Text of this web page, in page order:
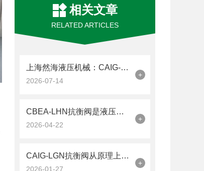
相关文章
RELATED ARTICLES
上海然海液压机械：CAIG-LGN抗衡阀的品质之选——实测数据解析
2026-07-14
+
CBEA-LHN抗衡阀是液压系统中的平衡卫士
2026-04-22
+
CAIG-LGN抗衡阀从原理上可分解为以下三个层面
2026-01-27
+